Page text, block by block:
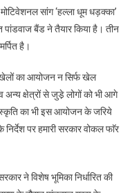
सांग ‘हल्ला धूम धड़क्का’
पांडवाज बैंड ने तैयार किया है। तीन
है।
खेलों का आयोजन न सिर्फ खेल
अन्य क्षेत्रों से जुडे़ लोगों को भी आगे
का भी इस आयोजन के जरिये
निर्देश पर हमारी सरकार वोकल फाॅर
ने विशेष भूमिका निर्धारित की